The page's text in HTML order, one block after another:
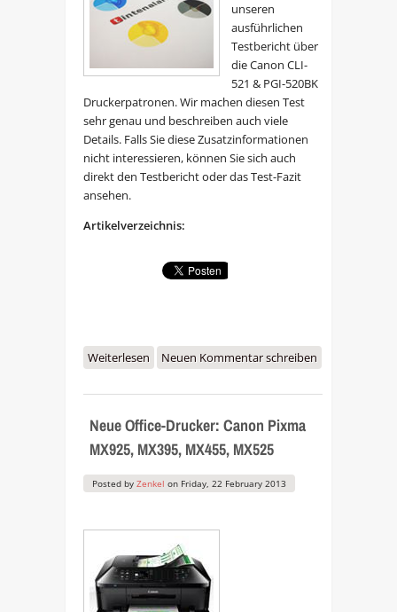
unseren
ausführlichen
Testbericht über
die Canon CLI-
521 & PGI-520BK
Druckerpatronen. Wir machen diesen Test
sehr genau und beschreiben auch viele
Details. Falls Sie diese Zusatzinformationen
nicht interessieren, können Sie sich auch
direkt den Testbericht oder das Test-Fazit
ansehen.
Artikelverzeichnis:
Weiterlesenüber Test der Canon
PGI-520BK
Neuen Kommentar schreiben
Neue Office-Drucker: Canon Pixma
MX925, MX395, MX455, MX525
Posted by Zenkel on Friday, 22 February 2013